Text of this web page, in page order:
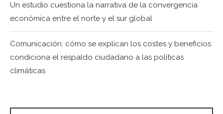
Un estudio cuestiona la narrativa de la convergencia
económica entre el norte y el sur global
Comunicación: cómo se explican los costes y beneficios
condiciona el respaldo ciudadano a las políticas
climáticas